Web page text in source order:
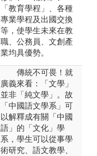
「教育學程」、各種
專業學程及出國交換
等，使學生未來在教
職、公務員、文創產
業均具優勢。
傳統不可畏！就
廣義來看：「文學」
並非「純文學」。故
「中國語文學系」可
以解釋成有關「中國
語」的「文化」學
系，學生可以從事學
術研究、語文教學、